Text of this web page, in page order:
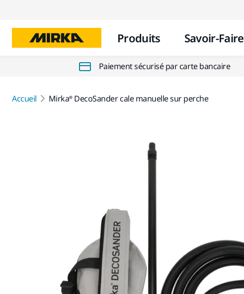
Produits Savoir-Faire
Paiement sécurisé par carte bancaire
Accueil Mirka® DecoSander cale manuelle sur perche